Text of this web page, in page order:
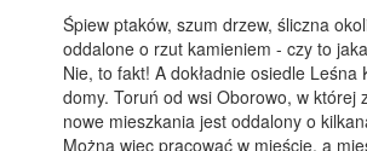
Śpiew ptaków, szum drzew, śliczna
oddalone o rzut kamieniem - czy to
Nie, to fakt! A dokładnie osiedle Leśna
domy. Toruń od wsi Oborowo, w której
nowe mieszkania jest oddalony o
Można więc pracować w mieście, a